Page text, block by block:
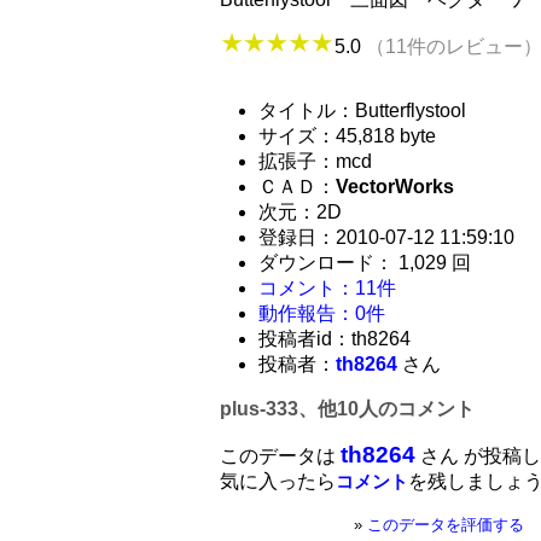
5.0 （11件のレビュー）
タイトル：Butterflystool
サイズ：45,818 byte
拡張子：mcd
ＣＡＤ： VectorWorks
次元：2D
登録日：2010-07-12 11:59:10
ダウンロード： 1,029 回
コメント：11件
動作報告：0件
投稿者id：th8264
投稿者： th8264 さん
plus-333、他10人のコメント
このデータは th8264 さん が投稿
気に入ったら コメント を残しましょう
» このデータを評価する